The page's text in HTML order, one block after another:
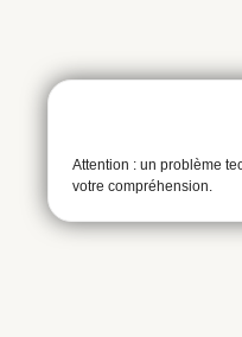
Attention : un problème
votre compréhension.